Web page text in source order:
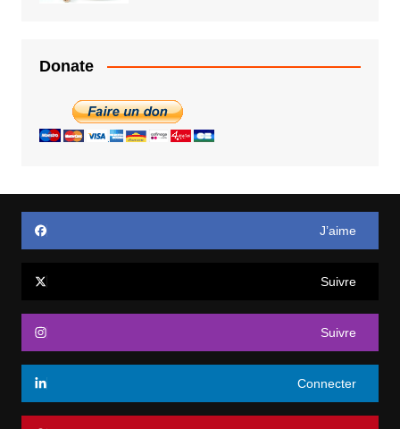
Donate
J’aime
Suivre
Suivre
Connecter